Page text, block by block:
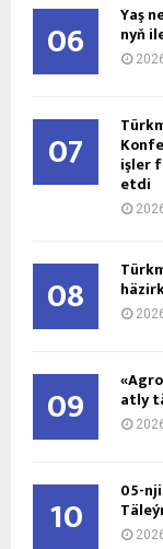
06 Ýaş
nyň
07 işler
etdi
08
09 atly
10 05-